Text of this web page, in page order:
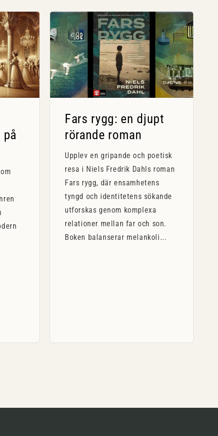
på
Fars rygg: en djupt
rörande roman
Upplev en gripande och poetisk
resa i Niels Fredrik Dahls roman
Fars rygg, där ensamhetens
tyngd och identitetens sökande
utforskas genom komplexa
relationer mellan far och son.
Boken balanserar melankoli...